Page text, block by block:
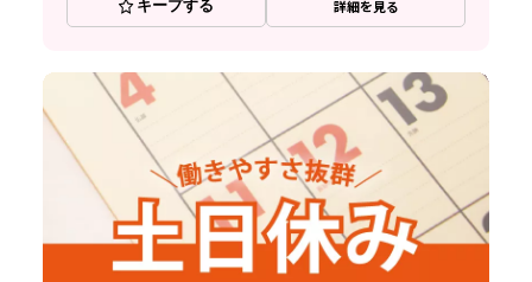
キープする 詳細を見る